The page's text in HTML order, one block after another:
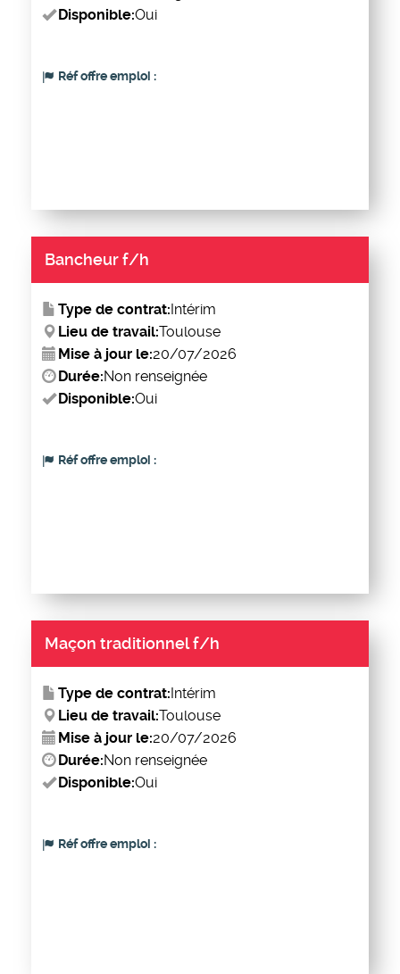
Disponible:Oui
Réf offre emploi :
Bancheur f/h
Type de contrat:Intérim
Lieu de travail:Toulouse
Mise à jour le:20/07/2026
Durée:Non renseignée
Disponible:Oui
Réf offre emploi :
Maçon traditionnel f/h
Type de contrat:Intérim
Lieu de travail:Toulouse
Mise à jour le:20/07/2026
Durée:Non renseignée
Disponible:Oui
Réf offre emploi :